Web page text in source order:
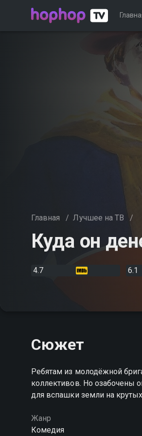
Главная / Лучшее на ТВ /
Куда он
4.7 6.1
Сюжет
Ребятам из молодёжной
коллективов. Но озабочены
для вспашки земли на
Жанр
Комедия